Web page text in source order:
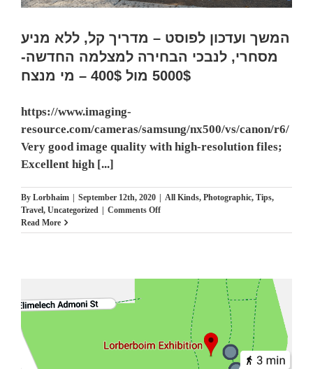
המשך ועדכון לפוסט – מדריך קל, ללא מניע
מסחרי, לנבכי הבחירה למצלמה החדשה-
5000$ מול 400$ – מי מנצח
https://www.imaging-
resource.com/cameras/samsung/nx500/vs/canon/r6/
Very good image quality with high-resolution files;
Excellent high [...]
By Lorbhaim | September 12th, 2020 | All Kinds, Photographic, Tips,
Travel, Uncategorized | Comments Offon
ועדכון
הבחירה
Read More